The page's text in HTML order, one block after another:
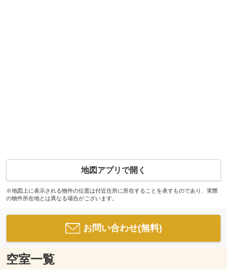
地図アプリで開く
※地図上に表示される物件の位置は付近住所に所在することを表すものであり、実際
の物件所在地とは異なる場合がございます。
お問い合わせ(無料)
空室一覧